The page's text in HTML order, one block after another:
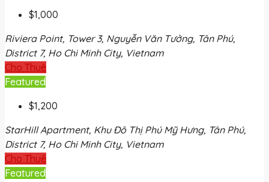
$1,000
Riviera Point, Tower 3, Nguyễn Văn Tưởng, Tân Phú,
District 7, Ho Chi Minh City, Vietnam
Cho Thuê
Featured
$1,200
StarHill Apartment, Khu Đô Thị Phú Mỹ Hưng, Tân Phú,
District 7, Ho Chi Minh City, Vietnam
Cho Thuê
Featured